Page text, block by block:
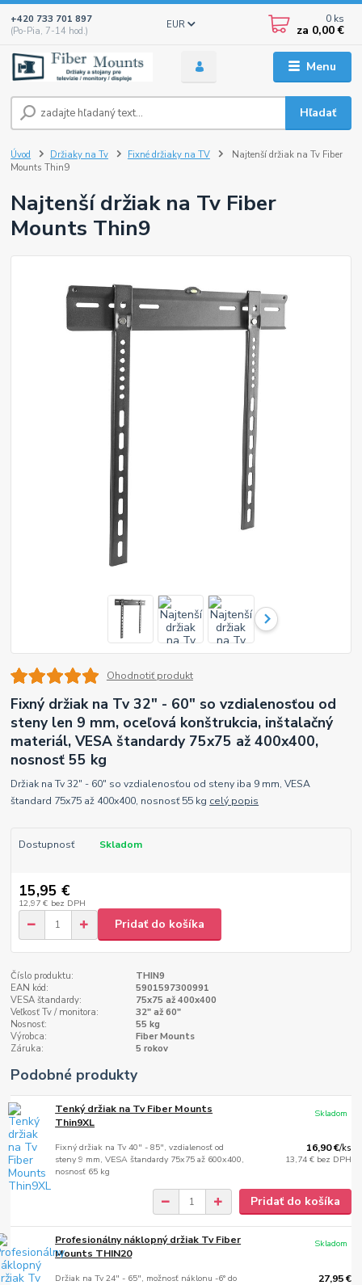
Menu
EUR
Hľadať
+420 733 701 897
(Po-Pia, 7-14 hod.)
0 ks
za 0,00 €
Úvod Držiaky na Tv Fixné držiaky na TV
Najtenší držiak na Tv Fiber
Mounts Thin9
Najtenší držiak na Tv Fiber
Mounts Thin9
Ohodnotiť produkt
Fixný držiak na Tv 32" - 60" so vzdialenosťou od
steny len 9 mm, oceľová konštrukcia, inštalačný
materiál, VESA štandardy 75x75 až 400x400,
nosnosť 55 kg
Držiak na Tv 32" - 60" so vzdialenosťou od steny iba 9 mm, VESA
štandard 75x75 až 400x400, nosnosť 55 kg celý popis
Dostupnosť Skladom
15,95 €
12,97 € bez DPH
Pridať do košíka
Číslo produktu:
THIN9
EAN kód:
5901597300991
VESA štandardy:
75x75 až 400x400
Veľkosť Tv / monitora:
32" až 60"
Nosnosť:
55 kg
Výrobca:
Fiber Mounts
Záruka:
5 rokov
Podobné produkty
Tenký držiak na Tv Fiber Mounts
Thin9XL
Fixný držiak na Tv 40" - 85", vzdialenosť od
steny 9 mm, VESA štandardy 75x75 až 600x400,
nosnosť 65 kg
16,90 €/ks
13,74 € bez DPH
Skladom
Pridať do košíka
Profesionálny náklopný držiak Tv Fiber
Mounts THIN20
Držiak na Tv 24" - 65", možnosť náklonu -6° do
27,95 €
Skladom